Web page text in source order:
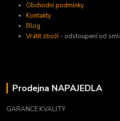
Obchodní podmínky
Kontakty
Blog
Vrátit zboží- odstoupení od
Prodejna NAPAJEDLA
GARANCE KVALITY